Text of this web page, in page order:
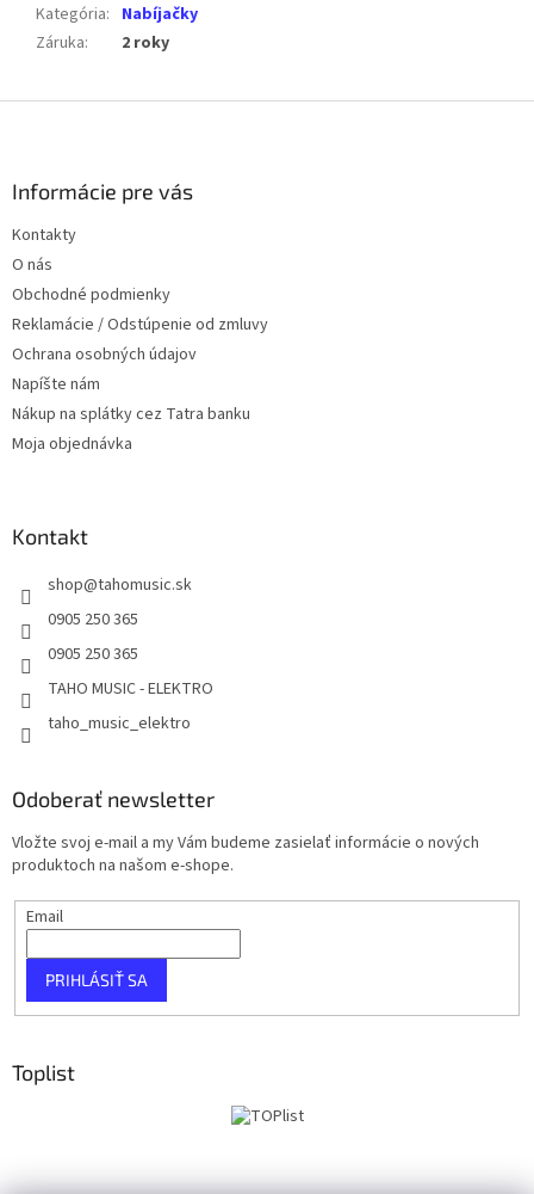
Kategória: Nabíjačky
Záruka: 2 roky
Informácie pre vás
Kontakty
O nás
Obchodné podmienky
Reklamácie / Odstúpenie od zmluvy
Ochrana osobných údajov
Napíšte nám
Nákup na splátky cez Tatra banku
Moja objednávka
Kontakt
shop@tahomusic.sk
0905 250 365
0905 250 365
TAHO MUSIC - ELEKTRO
taho_music_elektro
Odoberať newsletter
Vložte svoj e-mail a my Vám budeme zasielať informácie o nových
produktoch na našom e-shope.
Email
PRIHLÁSIŤ SA
Toplist